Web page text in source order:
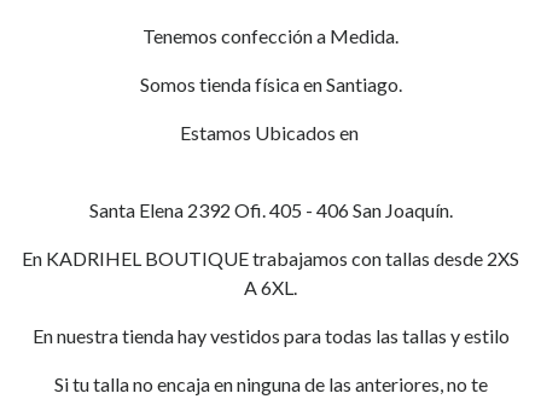
Tenemos confección a Medida.
Somos tienda física en Santiago.
Estamos Ubicados en
Santa Elena 2392 Ofi. 405 - 406 San Joaquín.
En KADRIHEL BOUTIQUE trabajamos con tallas desde 2XS
A 6XL.
En nuestra tienda hay vestidos para todas las tallas y estilo
Si tu talla no encaja en ninguna de las anteriores, no te